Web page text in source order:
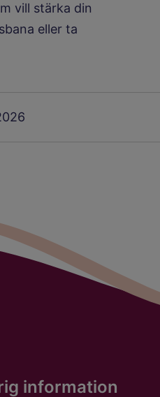
vill stärka din
eller ta
information